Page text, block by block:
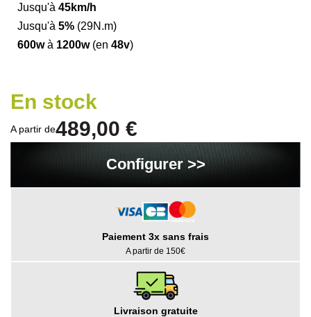
Jusqu'à 45km/h
Jusqu'à 5% (29N.m)
600wà 1200w(en 48v)
En stock
A partir de489,00 €
Configurer >>
Paiement 3x sans frais
A partir de 150€
Livraison gratuite